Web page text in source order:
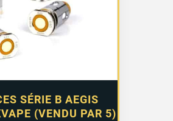
SÉRIE B AEGIS
(VENDU PAR 5)